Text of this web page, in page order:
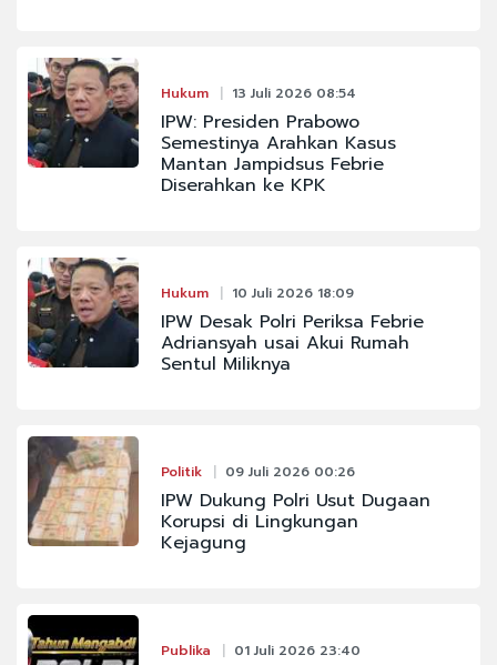
Hukum 13 Juli 2026 08:54
IPW: Presiden Prabowo
Semestinya Arahkan Kasus
Mantan Jampidsus Febrie
Diserahkan ke KPK
Hukum 10 Juli 2026 18:09
IPW Desak Polri Periksa Febrie
Adriansyah usai Akui Rumah
Sentul Miliknya
Politik 09 Juli 2026 00:26
IPW Dukung Polri Usut Dugaan
Korupsi di Lingkungan
Kejagung
Publika 01 Juli 2026 23:40